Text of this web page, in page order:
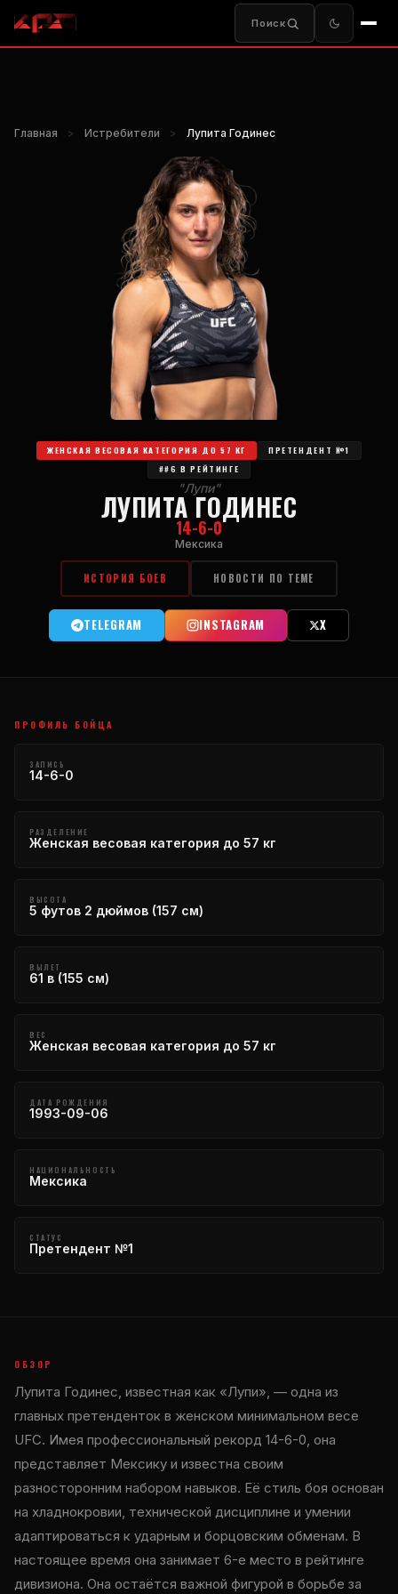
Поиск
Главная > Истребители > Лупита Годинес
ЖЕНСКАЯ ВЕСОВАЯ КАТЕГОРИЯ ДО 57 КГ
ПРЕТЕНДЕНТ №1
##6 В РЕЙТИНГЕ
"Лупи"
ЛУПИТА ГОДИНЕС
14-6-0
Мексика
ИСТОРИЯ БОЕВ НОВОСТИ ПО ТЕМЕ
TELEGRAM INSTAGRAM X
ПРОФИЛЬ БОЙЦА
ЗАПИСЬ
14-6-0
РАЗДЕЛЕНИЕ
Женская весовая категория до 57 кг
ВЫСОТА
5 футов 2 дюймов (157 см)
ВЫЛЕТ
61 в (155 см)
ВЕС
Женская весовая категория до 57 кг
ДАТА РОЖДЕНИЯ
1993-09-06
НАЦИОНАЛЬНОСТЬ
Мексика
СТАТУС
Претендент №1
ОБЗОР
Лупита Годинес, известная как «Лупи», — одна из
главных претенденток в женском минимальном весе
UFC. Имея профессиональный рекорд 14-6-0, она
представляет Мексику и известна своим
разносторонним набором навыков. Её стиль боя основан
на хладнокровии, технической дисциплине и умении
адаптироваться к ударным и борцовским обменам. В
настоящее время она занимает 6-е место в рейтинге
дивизиона. Она остаётся важной фигурой в борьбе за